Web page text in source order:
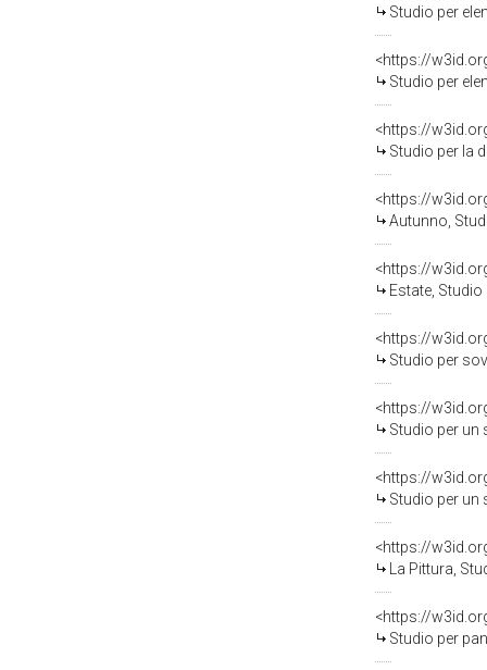
Studio per elementi
<https://
Studio per elemnti
<https://
Studio per la
<https://
Autunno, Studio per
<https://
Estate, Studio per
<https://
Studio per
<https://
Studio per un
<https://
Studio per un
<https://
La Pittura, Studio di
<https://
Studio per pannelli